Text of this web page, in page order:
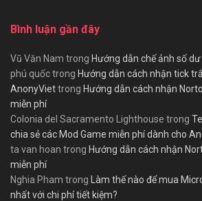
Bình luận gần đây
Vũ Văn Nam trong Hướng dẫn chế ảnh số
phú quốctrong Hướng dẫn cách nhận tick
AnonyViettrong Hướng dẫn cách nhận
miễn phí
Colonia del Sacramento Lighthouse trong
chia sẻ các Mod Game miễn phí dành cho
ta van hoan trong Hướng dẫn cách nhận
miễn phí
Nghia Pham trong
Làm thế nào để mua
nhất với chi phí tiết kiệm?